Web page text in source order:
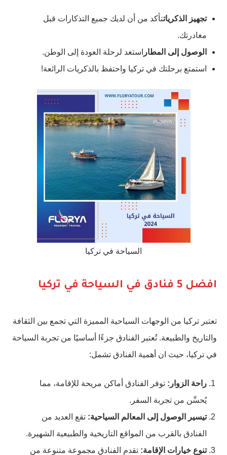
تجهيز الذكرياتتأكد من أن لديك جميع التذكارات قبل
مغادرتك.
الوصول إلى المطار استعد لرحلة العودة إلى الوطن.
استمتع برحلتك في تركيا واحتفظ بالذكريات الرائعة!
السياحة في تركيا
افضل 5 فنادق في السياحة في تركيا
تعتبر تركيا من الوجهات السياحية المميزة التي تجمع بين الثقافة
والتاريخ والطبيعة. تُعتبر الفنادق جزءًا أساسيًا من تجربة السياحة
في تركيا، حيث ان أهمية الفنادق تشمل:
راحة الزوار: توفر الفنادق أماكن مريحة للإقامة، مما
يُحسِّن من تجربة السفر.
تيسير الوصول إلى المعالم السياحية: تقع العديد من
الفنادق بالقرب من المواقع التاريخية والطبيعية الشهيرة.
تنوع خيارات الإقامة: تقدم الفنادق مجموعة متنوعة من